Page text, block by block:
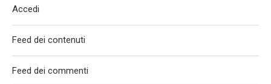
Accedi
Feed dei contenuti
Feed dei commenti